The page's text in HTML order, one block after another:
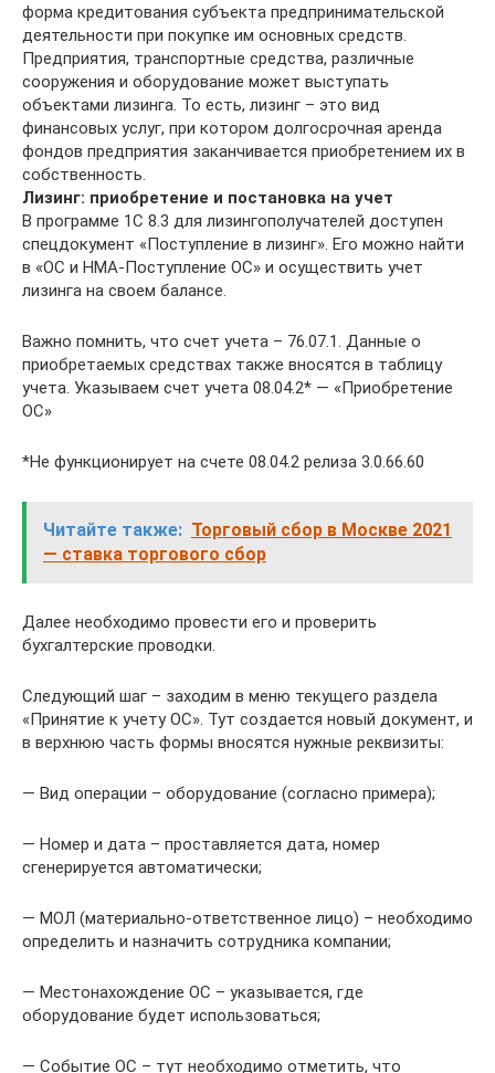
форма кредитования субъекта предпринимательской
деятельности при покупке им основных средств.
Предприятия, транспортные средства, различные
сооружения и оборудование может выступать
объектами лизинга. То есть, лизинг – это вид
финансовых услуг, при котором долгосрочная аренда
фондов предприятия заканчивается приобретением их в
собственность.
Лизинг: приобретение и постановка на учет
В программе 1С 8.3 для лизингополучателей доступен
спецдокумент «Поступление в лизинг». Его можно найти
в «ОС и НМА-Поступление ОС» и осуществить учет
лизинга на своем балансе.
Важно помнить, что счет учета – 76.07.1. Данные о
приобретаемых средствах также вносятся в таблицу
учета. Указываем счет учета 08.04.2* — «Приобретение
ОС»
*Не функционирует на счете 08.04.2 релиза 3.0.66.60
Читайте также: Торговый сбор в Москве 2021
— ставка торгового сбор
Далее необходимо провести его и проверить
бухгалтерские проводки.
Следующий шаг – заходим в меню текущего раздела
«Принятие к учету ОС». Тут создается новый документ, и
в верхнюю часть формы вносятся нужные реквизиты:
— Вид операции – оборудование (согласно примера);
— Номер и дата – проставляется дата, номер
сгенерируется автоматически;
— МОЛ (материально-ответственное лицо) – необходимо
определить и назначить сотрудника компании;
— Местонахождение ОС – указывается, где
оборудование будет использоваться;
— Событие ОС – тут необходимо отметить, что